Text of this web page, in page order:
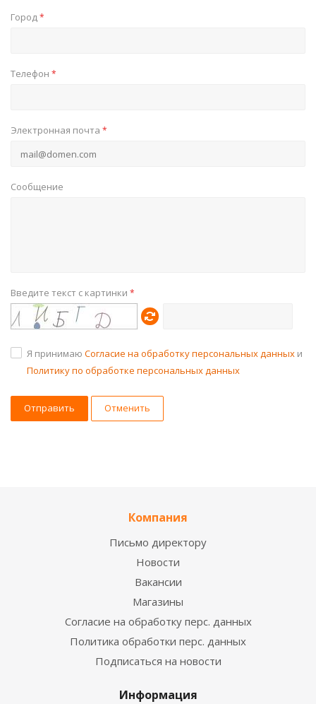
Город*
Телефон *
Электронная почта *
Сообщение
Введите текст с картинки *
Я принимаю Согласие на обработку персональных данных и
Политику по обработке персональных данных
Отменить
Компания
Письмо директору
Новости
Вакансии
Магазины
Согласие на обработку перс. данных
Политика обработки перс. данных
Подписаться на новости
Информация